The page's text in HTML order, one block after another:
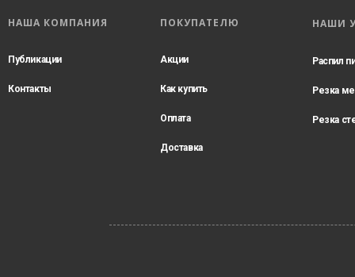
НАША КОМПАНИЯ
Публикации
Контакты
ПОКУПАТЕЛЮ
Акции
Как купить
Оплата
Доставка
НАШИ
Распил
Резка
Резка